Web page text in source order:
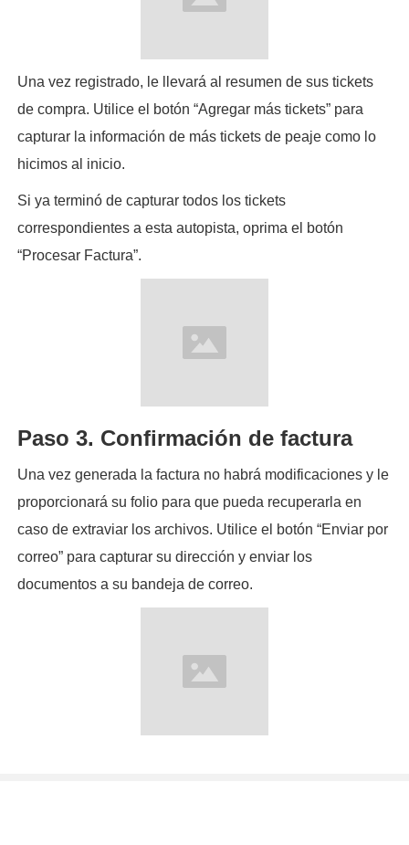
Una vez registrado, le llevará al resumen de sus tickets
de compra. Utilice el botón “Agregar más tickets” para
capturar la información de más tickets de peaje como lo
hicimos al inicio.
Si ya terminó de capturar todos los tickets
correspondientes a esta autopista, oprima el botón
“Procesar Factura”.
Paso 3. Confirmación de factura
Una vez generada la factura no habrá modificaciones y le
proporcionará su folio para que pueda recuperarla en
caso de extraviar los archivos. Utilice el botón “Enviar por
correo” para capturar su dirección y enviar los
documentos a su bandeja de correo.